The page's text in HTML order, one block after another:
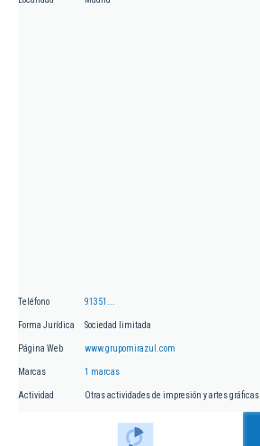
Teléfono 91351...
Forma Jurídica Sociedad limitada
Página Web www.grupomirazul.com
Marcas 1 marcas
Actividad Otras actividades de impresión y artes gráficas